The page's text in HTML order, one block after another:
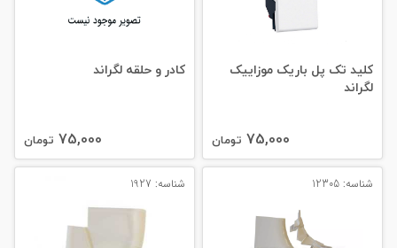
کلید تک پل باریک موزاییک
لگراند
75,000 تومان
کادر و حلقه لگراند
75,000 تومان
شناسه: 12305 شناسه: 1927